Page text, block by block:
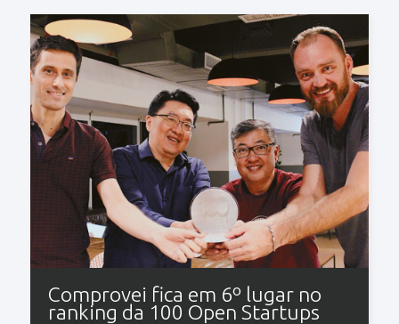
Comprovei fica em 6º lugar no
ranking da 100 Open Startups